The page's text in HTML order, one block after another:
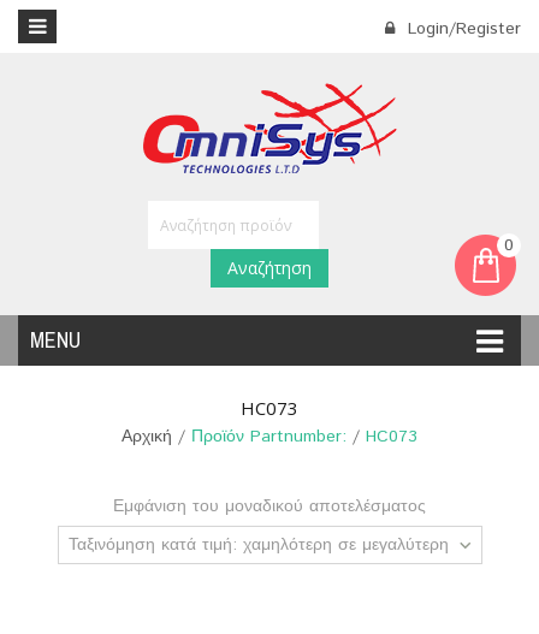
Login/Register
0
MENU
Αναζήτηση
HC073
Αρχική / Προϊόν Partnumber: / HC073
Εμφάνιση του μοναδικού αποτελέσματος
Ταξινόμηση κατά τιμή: χαμηλότερη σε μεγαλύτερη